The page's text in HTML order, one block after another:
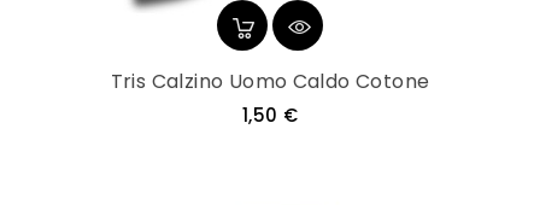
Tris Calzino Uomo Caldo Cotone
1,50 €Prezzo